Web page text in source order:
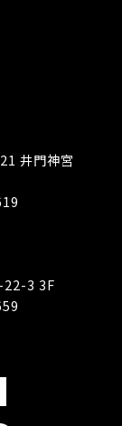
井門神宮
22-3 3F